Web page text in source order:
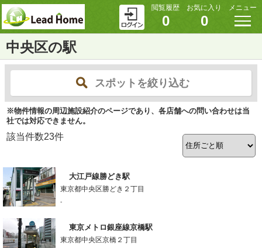
閲覧履歴
0
お気に入り
0
メニュー
中央区の駅
スポットを絞り込む
※物件情報の周辺施設紹介のページであり、各店舗への問い合わせは当
社では対応できません。
該当件数23件
大江戸線勝どき駅
東京都中央区勝どき２丁目
-
東京メトロ銀座線京橋駅
東京都中央区京橋２丁目